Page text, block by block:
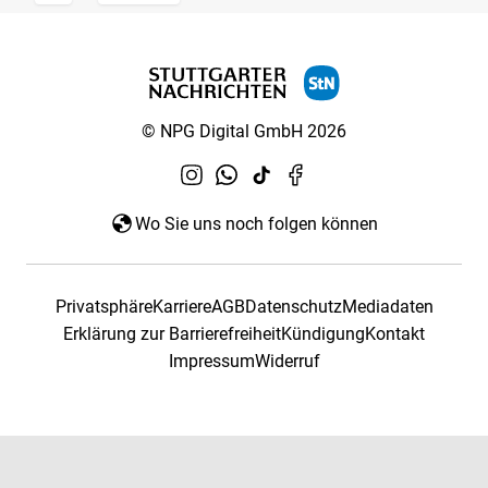
© NPG Digital GmbH 2026
Wo Sie uns noch folgen können
PrivatsphäreKarriereAGBDatenschutzMediadaten
Erklärung zur BarrierefreiheitKündigungKontakt
ImpressumWiderruf